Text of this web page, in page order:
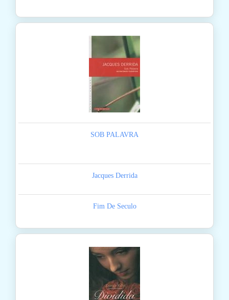
SOB PALAVRA
Jacques Derrida
Fim De Seculo